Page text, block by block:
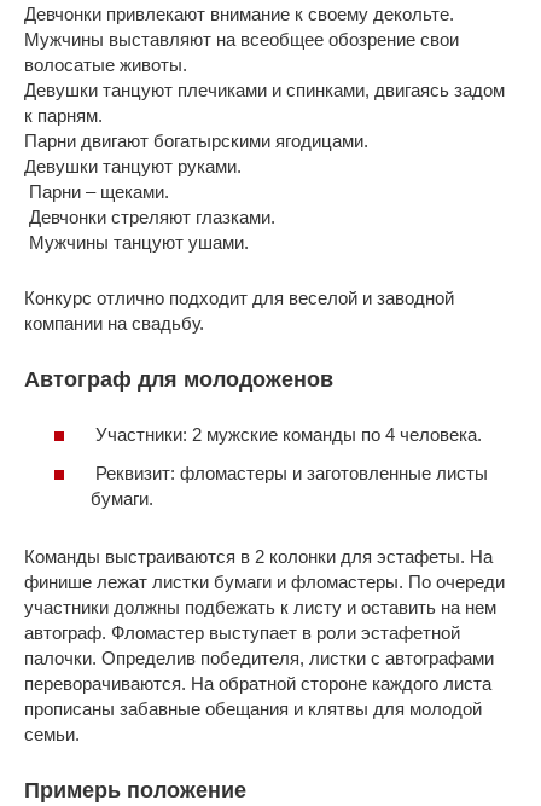
Девчонки привлекают внимание к своему декольте.
Мужчины выставляют на всеобщее обозрение свои
волосатые животы.
Девушки танцуют плечиками и спинками, двигаясь задом
к парням.
Парни двигают богатырскими ягодицами.
Девушки танцуют руками.
Парни – щеками.
Девчонки стреляют глазками.
Мужчины танцуют ушами.
Конкурс отлично подходит для веселой и заводной
компании на свадьбу.
Автограф для молодоженов
Участники: 2 мужские команды по 4 человека.
Реквизит: фломастеры и заготовленные листы
бумаги.
Команды выстраиваются в 2 колонки для эстафеты. На
финише лежат листки бумаги и фломастеры. По очереди
участники должны подбежать к листу и оставить на нем
автограф. Фломастер выступает в роли эстафетной
палочки. Определив победителя, листки с автографами
переворачиваются. На обратной стороне каждого листа
прописаны забавные обещания и клятвы для молодой
семьи.
Примерь положение